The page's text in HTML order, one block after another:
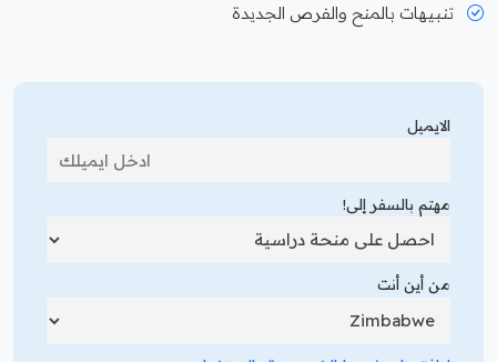
تنبيهات بالمنح والفرص الجديدة
الايميل
مهتم بالسفر إلى!
من أين أنت